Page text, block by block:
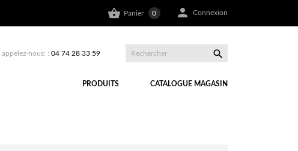
 Panier 0  Connexion
nous: : 04 74 28 33 59 
PRODUITS CATALOGUE MAGASIN